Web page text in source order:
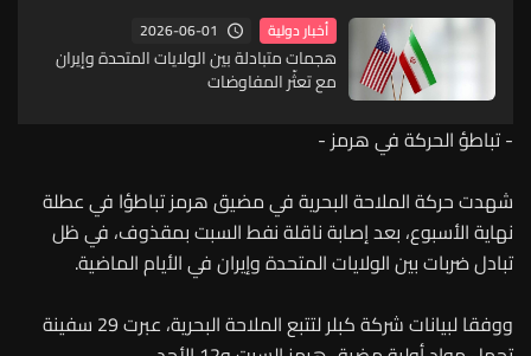
أخبار دولية 2026-06-01
هجمات متبادلة بين الولايات المتحدة وإيران
مع تعثّر المفاوضات
- تباطؤ الحركة في هرمز -
شهدت حركة الملاحة البحرية في مضيق هرمز تباطؤا في عطلة
نهاية الأسبوع، بعد إصابة ناقلة نفط السبت بمقذوف، في ظل
تبادل ضربات بين الولايات المتحدة وإيران في الأيام الماضية.
ووفقا لبيانات شركة كبلر لتتبع الملاحة البحرية، عبرت 29 سفينة